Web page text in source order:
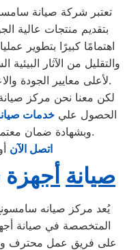
تعتبر شركة صيانة
بتقديم منتجات عالية
اهتمامًا كبيرًا بتطوير
والتقليل من الآثار
لأعلى معايير الجودة والاعتمادية في صيانة الأجهزة المنزلية.
لكن معنا نحن مركز
الحصول عليخدمات
وبشهادة ضمان.
اتصل الآن
صيانة أجهز ة
يُعد مركز صيانه
المتخصصة في صيانة
على فريق عمل محترف